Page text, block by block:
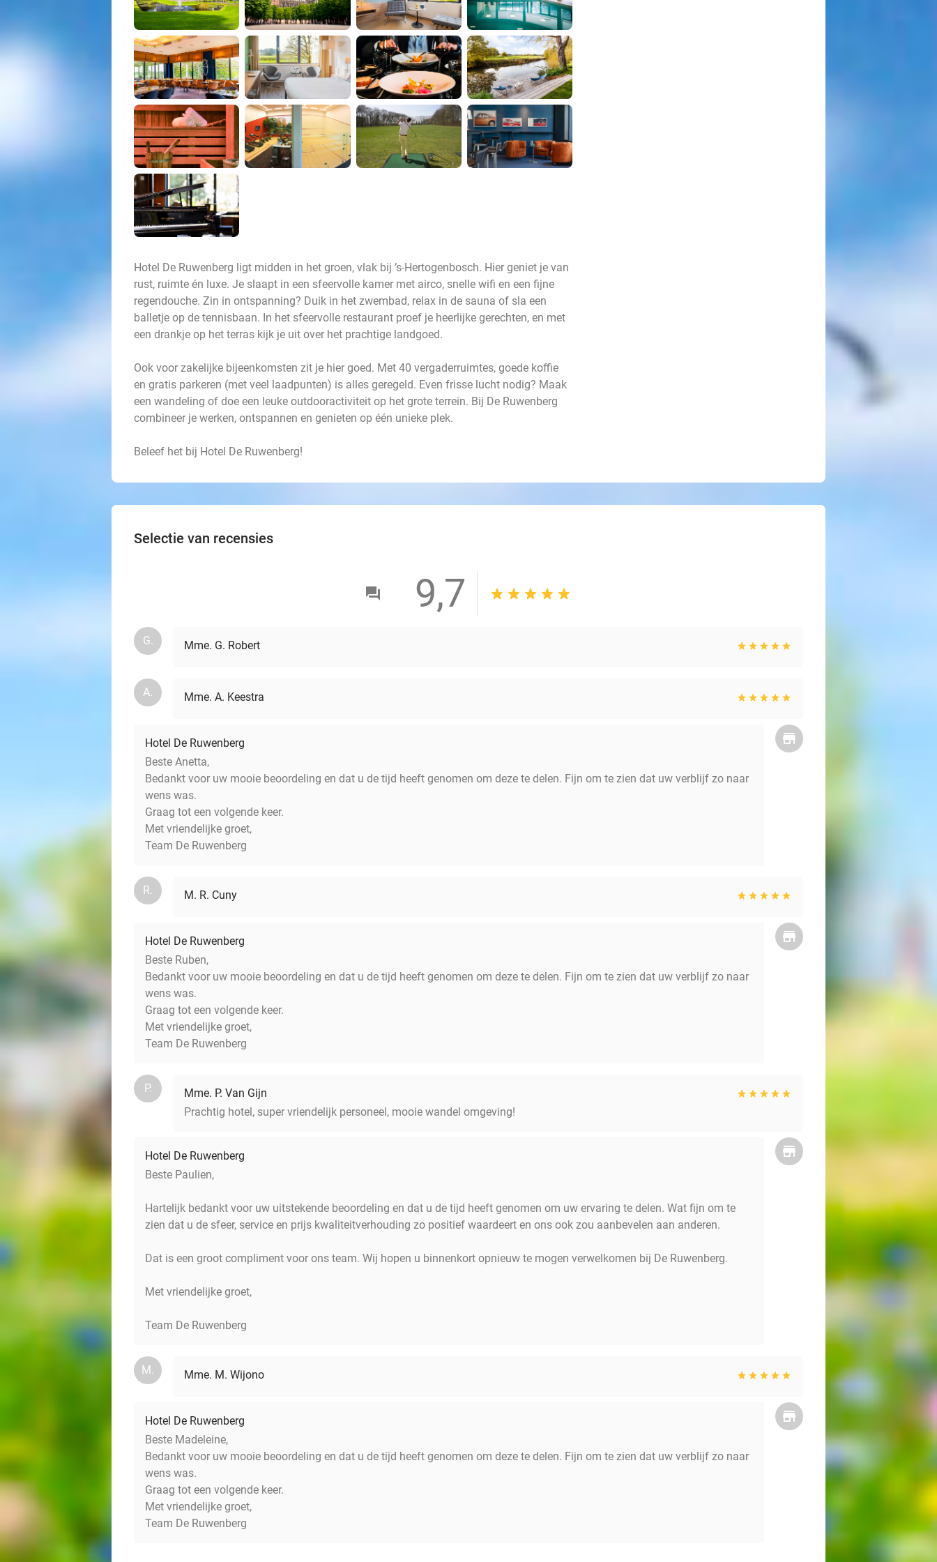
Hotel De Ruwenberg ligt midden in het groen, vlak bij ’s‑Hertogenbosch. Hier geniet je van
rust, ruimte én luxe. Je slaapt in een sfeervolle kamer met airco, snelle wifi en een fijne
regendouche. Zin in ontspanning? Duik in het zwembad, relax in de sauna of sla een
balletje op de tennisbaan. In het sfeervolle restaurant proef je heerlijke gerechten, en met
een drankje op het terras kijk je uit over het prachtige landgoed.
Ook voor zakelijke bijeenkomsten zit je hier goed. Met 40 vergaderruimtes, goede koffie
en gratis parkeren (met veel laadpunten) is alles geregeld. Even frisse lucht nodig? Maak
een wandeling of doe een leuke outdooractiviteit op het grote terrein. Bij De Ruwenberg
combineer je werken, ontspannen en genieten op één unieke plek.
Beleef het bij Hotel De Ruwenberg!
Selectie van recensies
9,7
G. Mme. G. Robert
A. Mme. A. Keestra
Hotel De Ruwenberg
Beste Anetta,
Bedankt voor uw mooie beoordeling en dat u de tijd heeft genomen om deze te delen. Fijn om te zien dat uw verblijf zo naar
wens was.
Graag tot een volgende keer.
Met vriendelijke groet,
Team De Ruwenberg
R. M. R. Cuny
Hotel De Ruwenberg
Beste Ruben,
Bedankt voor uw mooie beoordeling en dat u de tijd heeft genomen om deze te delen. Fijn om te zien dat uw verblijf zo naar
wens was.
Graag tot een volgende keer.
Met vriendelijke groet,
Team De Ruwenberg
P.
Mme. P. Van Gijn
Prachtig hotel, super vriendelijk personeel, mooie wandel omgeving!
Hotel De Ruwenberg
Beste Paulien,
Hartelijk bedankt voor uw uitstekende beoordeling en dat u de tijd heeft genomen om uw ervaring te delen. Wat fijn om te
zien dat u de sfeer, service en prijs kwaliteitverhouding zo positief waardeert en ons ook zou aanbevelen aan anderen.
Dat is een groot compliment voor ons team. Wij hopen u binnenkort opnieuw te mogen verwelkomen bij De Ruwenberg.
Met vriendelijke groet,
Team De Ruwenberg
M. Mme. M. Wijono
Hotel De Ruwenberg
Beste Madeleine,
Bedankt voor uw mooie beoordeling en dat u de tijd heeft genomen om deze te delen. Fijn om te zien dat uw verblijf zo naar
wens was.
Graag tot een volgende keer.
Met vriendelijke groet,
Team De Ruwenberg